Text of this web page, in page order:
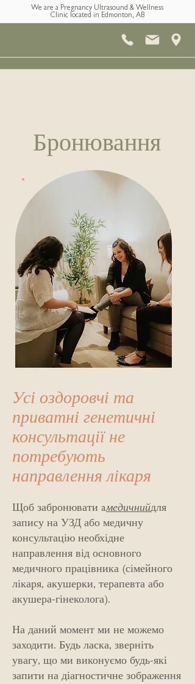
We are a Pregnancy Ultrasound & Wellness
Clinic located in Edmonton, AB
Бронювання
Усі оздоровчі та
приватні генетичні
консультації не
потребують
направлення лікаря
Щоб забронювати aмедичнийдля
запису на УЗД або медичну
консультацію необхідне
направлення від основного
медичного працівника (сімейного
лікаря, акушерки, терапевта або
акушера-гінеколога).
На даний момент ми не можемо
заходити. Будь ласка, зверніть
увагу, що ми виконуємо будь-які
запити на діагностичне зображення